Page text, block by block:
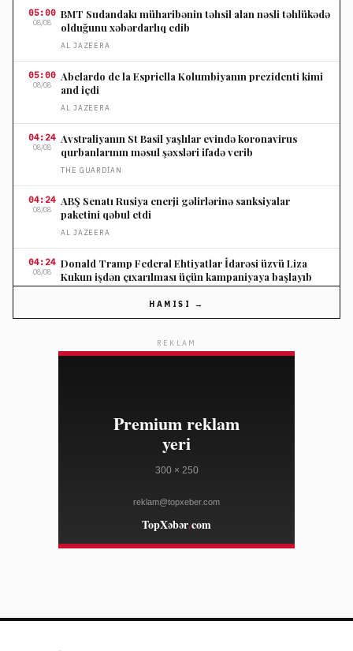
05:00
08/08
BMT Sudandakı müharibənin təhsil alan nəsli təhlükədə
olduğunu xəbərdarlıq edib
AL JAZEERA
05:00
08/08
Abelardo de la Espriella Kolumbiyanın prezidenti kimi
and içdi
AL JAZEERA
04:24
08/08
Avstraliyanın St Basil yaşlılar evində koronavirus
qurbanlarının məsul şəxsləri ifadə verib
THE GUARDIAN
04:24
08/08
ABŞ Senatı Rusiya enerji gəlirlərinə sanksiyalar
paketini qəbul etdi
AL JAZEERA
04:24
08/08
Donald Tramp Federal Ehtiyatlar İdarəsi üzvü Liza
Kukun işdən çıxarılması üçün kampaniyaya başlayıb
Pakistan, Səudiyyə və Türkiyə yeni regional müdafiə
müqaviləsi imzalayıb
Beynəlxalq Cinayət Məhkəməsi Çad və Venesuelanı
03:24 OpenAI Astra modelinin inkişafını təhlükəsizlik səbəbi
HAMISI →
REKLAM